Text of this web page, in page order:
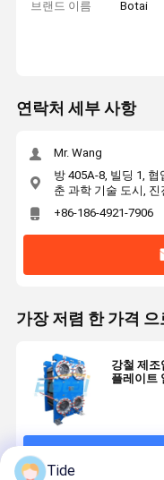
브랜드 이름 Botai
연락처 세부 사항
Mr. Wang
방 405A-8, 빌딩 1,
춘 과학 기술 도시,
+86-186-4921-7906
가장 저렴 한 가격 으
강철 제조
플레이트
Tide